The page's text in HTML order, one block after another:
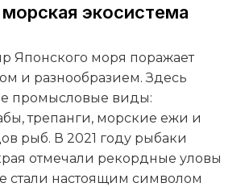
экосистема
Японского моря поражает
и разнообразием. Здесь
промысловые виды:
трепанги, морские ежи и
рыб. В 2021 году рыбаки
отмечали рекордные уловы
стали настоящим символом